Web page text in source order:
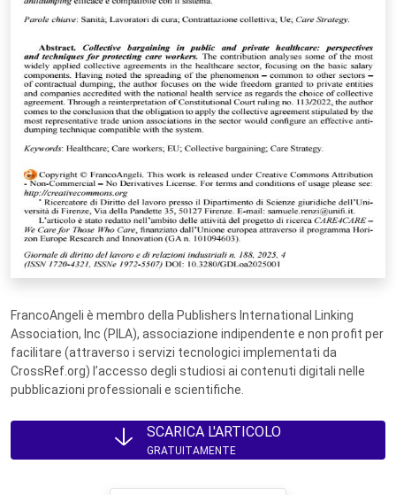
FrancoAngeli è membro della Publishers International Linking
Association, Inc (PILA), associazione indipendente e non profit per
facilitare (attraverso i servizi tecnologici implementati da
CrossRef.org) l’accesso degli studiosi ai contenuti digitali nelle
pubblicazioni professionali e scientifiche.
SCARICA L'ARTICOLO
GRATUITAMENTE